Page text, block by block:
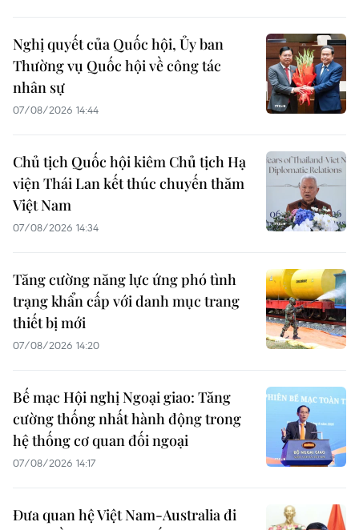
Nghị quyết của Quốc hội, Ủy ban
Thường vụ Quốc hội về công tác
nhân sự
07/08/2026 14:44
Chủ tịch Quốc hội kiêm Chủ tịch Hạ
viện Thái Lan kết thúc chuyến thăm
Việt Nam
07/08/2026 14:34
Tăng cường năng lực ứng phó tình
trạng khẩn cấp với danh mục trang
thiết bị mới
07/08/2026 14:20
Bế mạc Hội nghị Ngoại giao: Tăng
cường thống nhất hành động trong
hệ thống cơ quan đối ngoại
07/08/2026 14:17
Đưa quan hệ Việt Nam-Australia đi